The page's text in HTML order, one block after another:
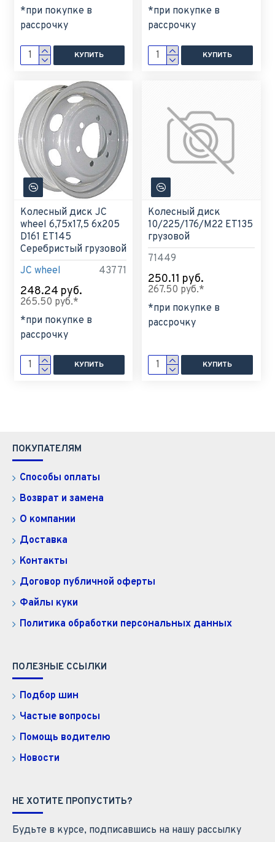
*при покупке в
рассрочку
КУПИТЬ
*при покупке в
рассрочку
КУПИТЬ
JC wheel 43771
Колесный диск JC
wheel 6,75x17,5 6x205
D161 ET145
Серебристый грузовой
248.24 руб.
265.50 руб.*
*при покупке в
рассрочку
КУПИТЬ
71449
Колесный диск
10/225/176/М22 ET135
грузовой
250.11 руб.
267.50 руб.*
*при покупке в
рассрочку
КУПИТЬ
ПОКУПАТЕЛЯМ
Способы оплаты
Возврат и замена
О компании
Доставка
Контакты
Договор публичной оферты
Файлы куки
Политика обработки персональных данных
ПОЛЕЗНЫЕ ССЫЛКИ
Подбор шин
Частые вопросы
Помощь водителю
Новости
НЕ ХОТИТЕ ПРОПУСТИТЬ?
Будьте в курсе, подписавшись на нашу рассылку